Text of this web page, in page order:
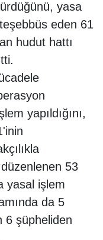
yasa
eden 61
hudut hattı
yapıldığını,
53
yasal işlem
da 5
6 şüpheliden